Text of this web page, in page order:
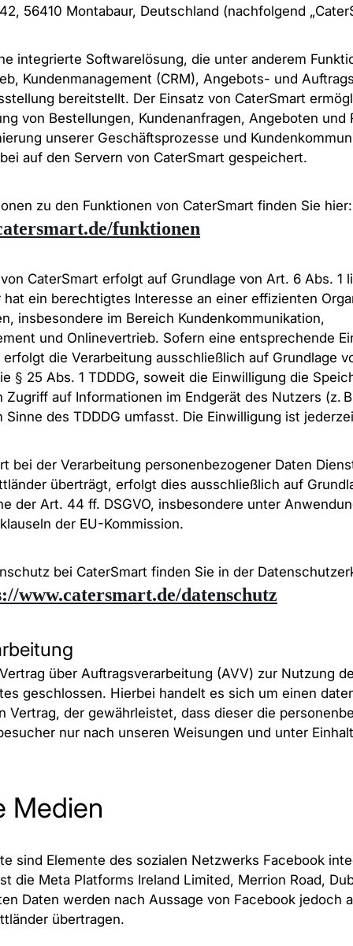
56410 Montabaur, Deutschland (nachfolgend
integrierte Softwarelösung, die unter anderem
Kundenmanagement (CRM), Angebots- und
bereitstellt. Der Einsatz von CaterSmart
von Bestellungen, Kundenanfragen, Angeboten und
unserer Geschäftsprozesse und
auf den Servern von CaterSmart gespeichert.
zu den Funktionen von CaterSmart finden Sie hier:
funktionen
CaterSmart erfolgt auf Grundlage von Art. 6 Abs. 1
ein berechtigtes Interesse an einer effizienten
insbesondere im Bereich Kundenkommunikation,
und Onlinevertrieb. Sofern eine entsprechende
die Verarbeitung ausschließlich auf Grundlage
§ 25 Abs. 1 TDDDG, soweit die Einwilligung die
Zugriff auf Informationen im Endgerät des Nutzers (z.
Sinne des TDDDG umfasst. Die Einwilligung ist
bei der Verarbeitung personenbezogener Daten
überträgt, erfolgt dies ausschließlich auf
der Art. 44 ff. DSGVO, insbesondere unter
der EU-Kommission.
bei CaterSmart finden Sie in der
www.catersmart.de/datenschutz
über Auftragsverarbeitung (AVV) zur Nutzung
geschlossen. Hierbei handelt es sich um einen
Vertrag, der gewährleistet, dass dieser die
nur nach unseren Weisungen und unter
Medien
sind Elemente des sozialen Netzwerks Facebook
die Meta Platforms Ireland Limited, Merrion Road,
Daten werden nach Aussage von Facebook jedoch
übertragen.